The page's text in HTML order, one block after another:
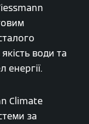
води та
енергії.
Climate
за